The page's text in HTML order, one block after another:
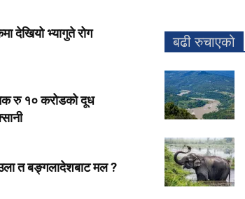
देखियो भ्यागुते रोग
रु १० करोडको दूध
त बङ्गलादेशबाट मल ?
बढी रुचाएको